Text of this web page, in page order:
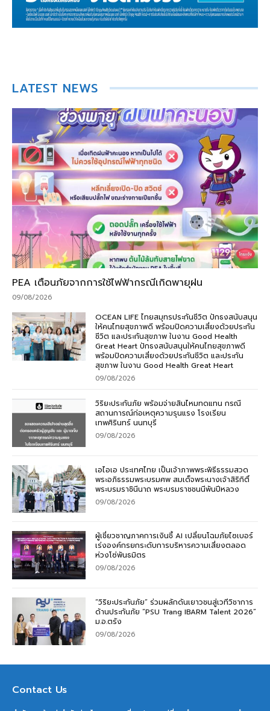
LATEST NEWS
PEA เตือนภัยจากการใช้ไฟฟ้ากรณีเกิดพายุฝน
09/08/2026
OCEAN LIFE ไทยสมุทรประกันชีวิต ปักธงสนับสนุน
ให้คนไทยสุขภาพดี พร้อมปิดความเสี่ยงด้วยประกัน
ชีวิต และประกันสุขภาพ ในงาน Good Health
Great Heart ปักธงสนับสนุนให้คนไทยสุขภาพดี
พร้อมปิดความเสี่ยงด้วยประกันชีวิต และประกัน
สุขภาพ ในงาน Good Health Great Heart
09/08/2026
วิริยะประกันภัย พร้อมจ่ายสินไหมทดแทน กรณี
สถานการณ์ก่อเหตุความรุนแรง โรงเรียน
เทพศิรินทร์ นนทบุรี
09/08/2026
เอไอเอ ประเทศไทย เป็นเจ้าภาพพระพิธีธรรมสวด
พระอภิธรรมพระบรมศพ สมเด็จพระนางเจ้าสิริกิติ์
พระบรมราชินีนาถ พระบรมราชชนนีพันปีหลวง
09/08/2026
ผู้เชี่ยวชาญภาคการเงินชี้ AI เปลี่ยนโฉมภัยไซเบอร์
เร่งองค์กรยกระดับการบริหารความเสี่ยงตลอด
ห่วงโซ่พันธมิตร
09/08/2026
“วิริยะประกันภัย” ร่วมผลักดันเยาวชนสู่เวทีวิชาการ
ด้านประกันภัย “PSU Trang IBARM Talent 2026”
ม.อ.ตรัง
09/08/2026
Contact Us